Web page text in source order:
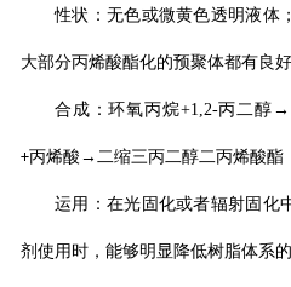
性状：无色或微黄色透明液体
大部分丙烯酸酯化的预聚体都有良
合成：环氧丙烷+1,2-丙二醇→
+丙烯酸→二缩三丙二醇二丙烯酸酯
运用：在光固化或者辐射固化
剂使用时，能够明显降低树脂体系